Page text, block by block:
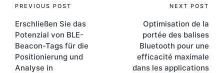
Post
navigation
PREVIOUS POST
Erschließen Sie das
Potenzial von BLE-
Beacon-Tags für die
Positionierung und
Analyse in
NEXT POST
Optimisation de la
portée des balises
Bluetooth pour une
efficacité maximale
dans les applications